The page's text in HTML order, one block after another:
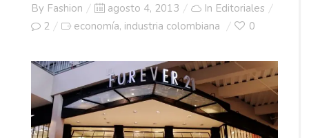
By Fashion
Posted
on
agosto 4, 2013 In Editoriales
2
economía, industria colombiana 0